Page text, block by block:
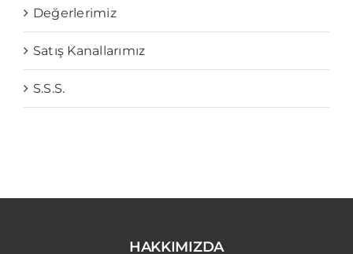
Değerlerimiz
Satış Kanallarımız
S.S.S.
HAKKIMIZDA